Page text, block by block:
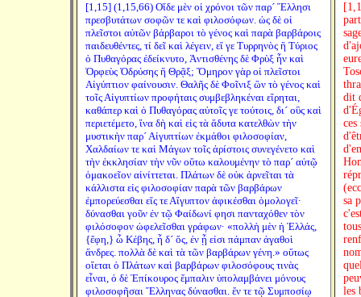
[1,15] (1,15,66) Οἵδε μὲν οἱ χρόνοι τῶν παρ´ Ἕλλησι
πρεσβυτάτων σοφῶν τε καὶ φιλοσόφων. ὡς δὲ οἱ
πλεῖστοι αὐτῶν βάρβαροι τὸ γένος καὶ παρὰ βαρβάροις
παιδευθέντες, τί δεῖ καὶ λέγειν, εἴ γε Τυρρηνὸς ἢ Τύριος
ὁ Πυθαγόρας ἐδείκνυτο, Ἀντισθένης δὲ Φρὺξ ἦν καὶ
Ὀρφεὺς Ὀδρύσης ἢ Θρᾷξ; Ὅμηρον γὰρ οἱ πλεῖστοι
Αἰγύπτιον φαίνουσιν. Θαλῆς δὲ Φοῖνιξ ὢν τὸ γένος καὶ
τοῖς Αἰγυπτίων προφήταις συμβεβληκέναι εἴρηται,
καθάπερ καὶ ὁ Πυθαγόρας αὐτοῖς γε τούτοις, δι´ οὓς καὶ
περιετέμετο, ἵνα δὴ καὶ εἰς τὰ ἄδυτα κατελθὼν τὴν
μυστικὴν παρ´ Αἰγυπτίων ἐκμάθοι φιλοσοφίαν,
Χαλδαίων τε καὶ Μάγων τοῖς ἀρίστοις συνεγένετο καὶ
τὴν ἐκκλησίαν τὴν νῦν οὕτω καλουμένην τὸ παρ´ αὐτῷ
ὁμακοεῖον αἰνίττεται. Πλάτων δὲ οὐκ ἀρνεῖται τὰ
κάλλιστα εἰς φιλοσοφίαν παρὰ τῶν βαρβάρων
ἐμπορεύεσθαι εἴς τε Αἴγυπτον ἀφικέσθαι ὁμολογεῖ·
δύνασθαι γοῦν ἐν τῷ Φαίδωνί φησι πανταχόθεν τὸν
φιλόσοφον ὠφελεῖσθαι γράφων· «πολλὴ μὲν ἡ Ἑλλάς,
{ἔφη,} ὦ Κέβης, ἦ δ´ ὅς, ἐν ᾗ εἰσι πάμπαν ἀγαθοὶ
ἄνδρες. πολλὰ δὲ καὶ τὰ τῶν βαρβάρων γένη.» οὕτως
οἴεται ὁ Πλάτων καὶ βαρβάρων φιλοσόφους τινὰς
εἶναι, ὁ δὲ Ἐπίκουρος ἔμπαλιν ὑπολαμβάνει μόνους
φιλοσοφῆσαι Ἕλληνας δύνασθαι. ἔν τε τῷ Συμποσίῳ
[1,15] CHAPITRE XV. La philosophie grecque est puisée en grande partie dans la philosophie barbare. Telles sont les époques ou vécurent les sages et les philosophes les plus anciens de la Grèce. Est-il besoin d'ajouter que la plupart d'entre eux furent d'origine barbare, et qu'ils eurent des barbares pour maitres ? Nous l'avons vu, Pythagore était de Toscane ou de Tyr. Antisthène était phrygien ; Orphée, odryssien ou thrace. La plupart des